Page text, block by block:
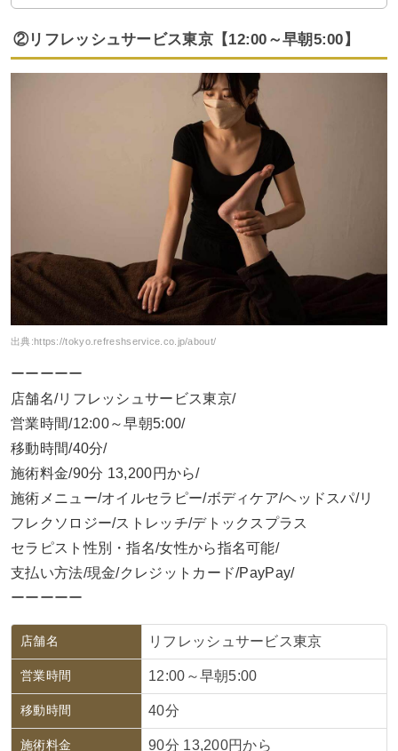
②リフレッシュサービス東京【12:00～早朝5:00】
出典:https://tokyo.refreshservice.co.jp/about/
ーーーーー
店舗名/リフレッシュサービス東京/
営業時間/12:00～早朝5:00/
移動時間/40分/
施術料金/90分 13,200円から/
施術メニュー/オイルセラピー/ボディケア/ヘッドスパ/リ
フレクソロジー/ストレッチ/デトックスプラス
セラピスト性別・指名/女性から指名可能/
支払い方法/現金/クレジットカード/PayPay/
ーーーーー
店舗名 リフレッシュサービス東京
営業時間 12:00～早朝5:00
移動時間 40分
施術料金 90分 13,200円から